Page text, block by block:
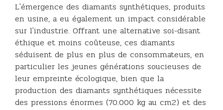
L'émergence des diamants synthétiques, produits
en usine, a eu également un impact considérable
sur l'industrie. Offrant une alternative soi-disant
éthique et moins coûteuse, ces diamants
séduisent de plus en plus de consommateurs, en
particulier les jeunes générations soucieuses de
leur empreinte écologique, bien que la
production des diamants synthétiques nécessite
des pressions énormes (70.000 kg au cm2) et des